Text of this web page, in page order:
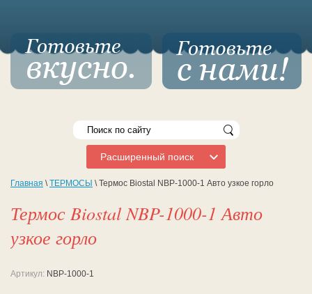
Расширенный поиск
Главная \ТЕРМОСЫ \ Термос Biostal NBP-1000-1 Авто узкое горло
Термос Biostal NBP-1000-1 Авто
узкое горло
Артикул: NBP-1000-1